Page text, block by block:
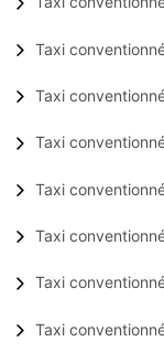
Taxi
Taxi
Taxi
Taxi
Taxi
Taxi
Taxi